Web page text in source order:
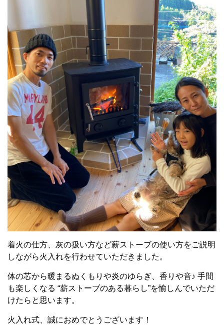
着火の仕方、灰の扱い方など薪ストーブの使い方をご説明
しながら火入れを行わせていただきました。
体の芯から暖まるぬくもりや炎のゆらぎ、香りや音♪ 手間
も楽しくなる “薪ストーブのある暮らし”を愉しんでいただ
けたらと思います。
火入れ式、誠におめでとうございます！